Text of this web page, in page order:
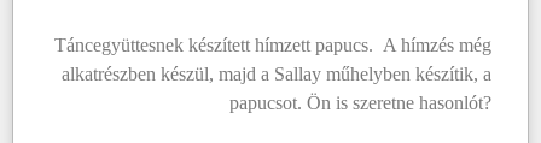
Táncegyüttesnek készített hímzett papucs. A hímzés még
alkatrészben készül, majd a Sallay műhelyben készítik, a
papucsot. Ön is szeretne hasonlót?